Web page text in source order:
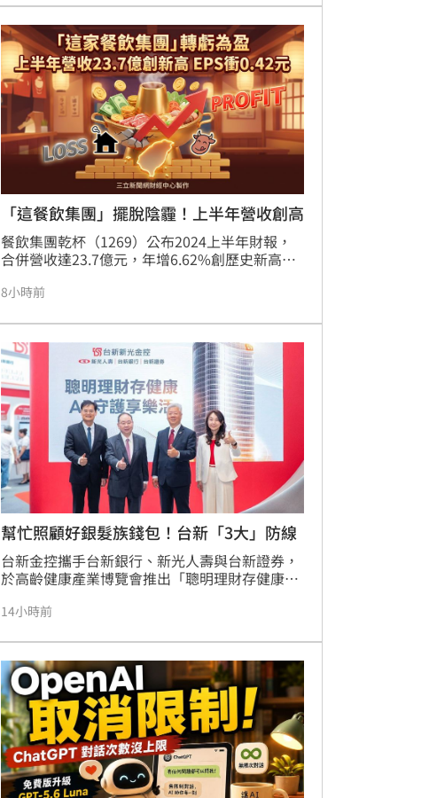
亦同步成長。在綠能布局上，中美矽晶售電合約
總額突破千億元，並進軍美國建置太陽能模組產
能。憑藉半導體與綠電雙引擎，中美矽晶不僅營
運穩健，更透過長線合約鎖定現金流，持續擴大
產業影響力，成為台股市場關注的焦點。
「這餐飲集團」擺脫陰霾！上半年營收創高
餐飲集團乾杯（1269）公布2024上半年財報，
合併營收達23.7億元，年增6.62%創歷史新高，
元。集團表示，獲利主因受惠於台灣餐飲聚餐需
國事業認列資產減損影響獲利，但整體營運體質
穩健。展望下半年，乾杯將把握暑假及中秋節餐
飲旺季，持續擴張版圖，預計於台北及高雄等地
新增多家「黑毛屋」與「牛舌佑介」門市，透過
積極展店策略，進一步擴大營收規模，展現持續
成長的企圖心。
8小時前
幫忙照顧好銀髮族錢包！台新「3大」防線
台新金控攜手台新銀行、新光人壽與台新證券，
於高齡健康產業博覽會推出「聰明理財存健康，
者結合AI智能防詐「戰神模型」、預立信託規
務，打造涵蓋醫療預防與資產傳承的一站式金融
平台。透過Richart Life健康回饋與智慧選股工
具，協助民眾超前部署長壽人生。現場更提供專
業諮詢與互動體驗，以科技守護高齡族群的健康
與財富資產，展現全面金融防護網與退休金流佈
局的專業實力，吸引民眾現場體驗。
14小時前